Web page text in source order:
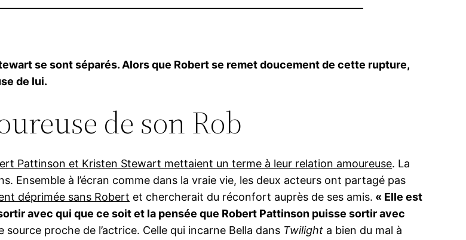
se sont séparés. Alors que Robert se remet doucement de cette rupture,
de lui.
de son Rob
Pattinson et Kristen Stewart mettaient un terme à leur relation amoureuse. La
Ensemble à l’écran comme dans la vraie vie, les deux acteurs ont partagé pas
déprimée sans Robert et chercherait du réconfort auprès de ses amis. « Elle est
avec qui que ce soit et la pensée que Robert Pattinson puisse sortir avec
source proche de l’actrice. Celle qui incarne Bella dans Twilight a bien du mal à